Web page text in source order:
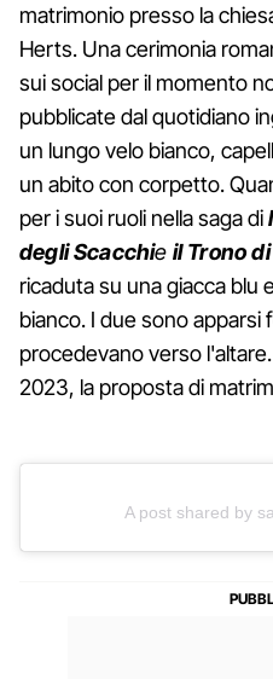
matrimonio presso la
Herts. Una cerimonia
sui social per il momento
pubblicate dal quotidiano
un lungo velo bianco,
un abito con corpetto.
per i suoi ruoli nella saga di
degli Scacchie il Trono
ricaduta su una giacca blu
bianco. I due sono
procedevano verso
2023, la proposta di
A post shared by